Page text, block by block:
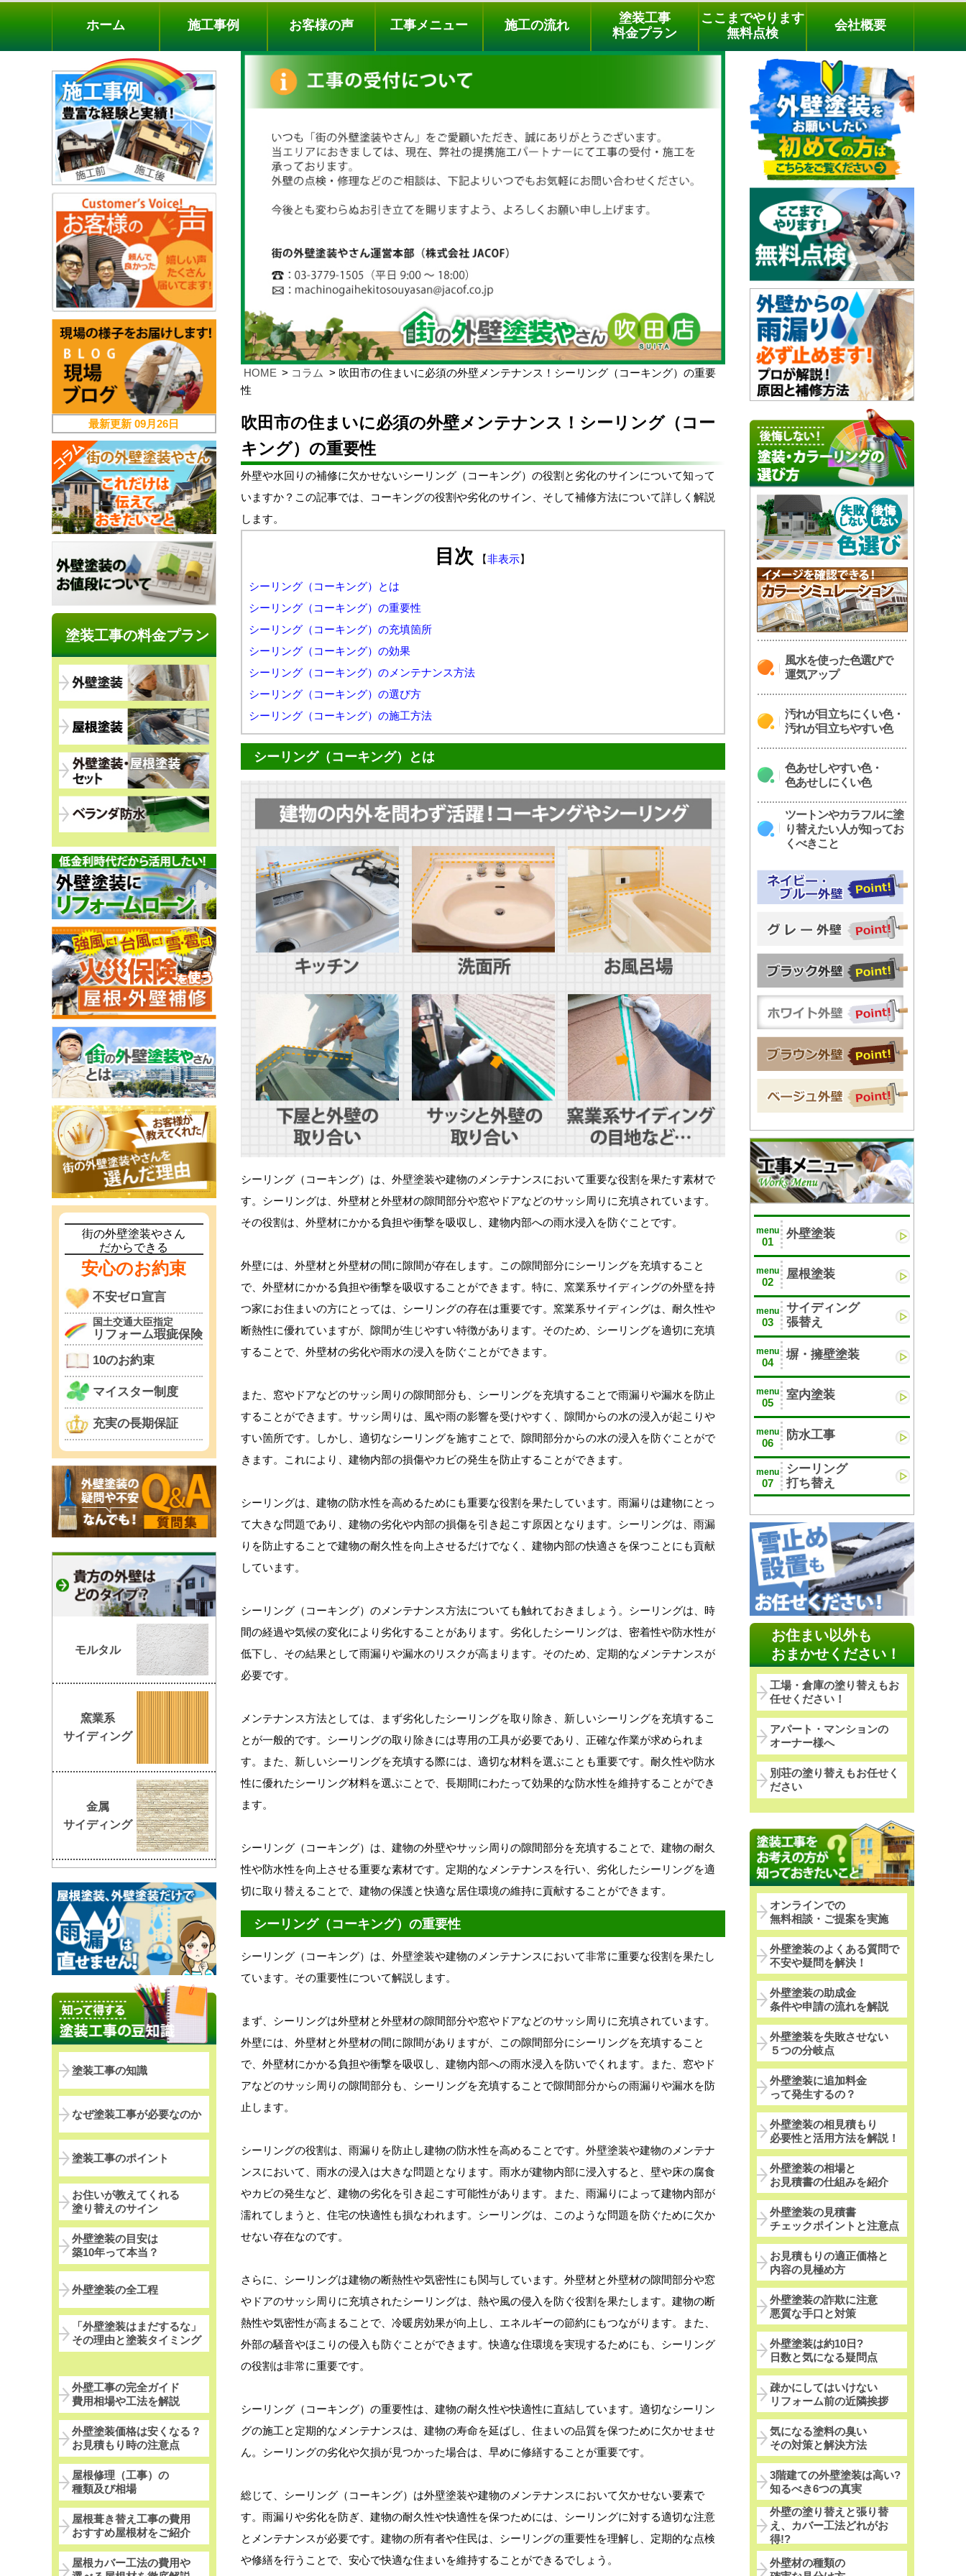
料金プラン 無料点検
電話でのご相談
[9時～18時まで受付中]
phone
ホーム 施工事例 お客様の声 工事メニュー 施工の流れ
塗装工事
料金プラン
ここまでやります
無料点検
会社概要
HOME コラム
吹田市の住まいに必須の外壁メンテナンス！シーリング（コーキング）の重要
性
吹田市の住まいに必須の外壁メンテナンス！シーリング（コー
キング）の重要性
外壁や水回りの補修に欠かせないシーリング（コーキング）の役割と劣化のサインについて知って
いますか？この記事では、コーキングの役割や劣化のサイン、そして補修方法について詳しく解説
します。
目次 【非表示】
シーリング（コーキング）とは
シーリング（コーキング）の重要性
シーリング（コーキング）の充填箇所
シーリング（コーキング）の効果
シーリング（コーキング）のメンテナンス方法
シーリング（コーキング）の選び方
シーリング（コーキング）の施工方法
シーリング（コーキング）とは
シーリング（コーキング）は、外壁塗装や建物のメンテナンスにおいて重要な役割を果たす素材で
す。シーリングは、外壁材と外壁材の隙間部分や窓やドアなどのサッシ周りに充填されています。
その役割は、外壁材にかかる負担や衝撃を吸収し、建物内部への雨水浸入を防ぐことです。
外壁には、外壁材と外壁材の間に隙間が存在します。この隙間部分にシーリングを充填すること
で、外壁材にかかる負担や衝撃を吸収することができます。特に、窯業系サイディングの外壁を持
つ家にお住まいの方にとっては、シーリングの存在は重要です。窯業系サイディングは、耐久性や
断熱性に優れていますが、隙間が生じやすい特徴があります。そのため、シーリングを適切に充填
することで、外壁材の劣化や雨水の浸入を防ぐことができます。
また、窓やドアなどのサッシ周りの隙間部分も、シーリングを充填することで雨漏りや漏水を防止
することができます。サッシ周りは、風や雨の影響を受けやすく、隙間からの水の浸入が起こりや
すい箇所です。しかし、適切なシーリングを施すことで、隙間部分からの水の浸入を防ぐことがで
きます。これにより、建物内部の損傷やカビの発生を防止することができます。
シーリングは、建物の防水性を高めるためにも重要な役割を果たしています。雨漏りは建物にとっ
て大きな問題であり、建物の劣化や内部の損傷を引き起こす原因となります。シーリングは、雨漏
りを防止することで建物の耐久性を向上させるだけでなく、建物内部の快適さを保つことにも貢献
しています。
シーリング（コーキング）のメンテナンス方法についても触れておきましょう。シーリングは、時
間の経過や気候の変化により劣化することがあります。劣化したシーリングは、密着性や防水性が
低下し、その結果として雨漏りや漏水のリスクが高まります。そのため、定期的なメンテナンスが
必要です。
メンテナンス方法としては、まず劣化したシーリングを取り除き、新しいシーリングを充填するこ
とが一般的です。シーリングの取り除きには専用の工具が必要であり、正確な作業が求められま
す。また、新しいシーリングを充填する際には、適切な材料を選ぶことも重要です。耐久性や防水
性に優れたシーリング材料を選ぶことで、長期間にわたって効果的な防水性を維持することができ
ます。
シーリング（コーキング）は、建物の外壁やサッシ周りの隙間部分を充填することで、建物の耐久
性や防水性を向上させる重要な素材です。定期的なメンテナンスを行い、劣化したシーリングを適
切に取り替えることで、建物の保護と快適な居住環境の維持に貢献することができます。
シーリング（コーキング）の重要性
シーリング（コーキング）は、外壁塗装や建物のメンテナンスにおいて非常に重要な役割を果たし
ています。その重要性について解説します。
まず、シーリングは外壁材と外壁材の隙間部分や窓やドアなどのサッシ周りに充填されています。
外壁には、外壁材と外壁材の間に隙間がありますが、この隙間部分にシーリングを充填すること
で、外壁材にかかる負担や衝撃を吸収し、建物内部への雨水浸入を防いでくれます。また、窓やド
アなどのサッシ周りの隙間部分も、シーリングを充填することで隙間部分からの雨漏りや漏水を防
止します。
シーリングの役割は、雨漏りを防止し建物の防水性を高めることです。外壁塗装や建物のメンテナ
ンスにおいて、雨水の浸入は大きな問題となります。雨水が建物内部に浸入すると、壁や床の腐食
やカビの発生など、建物の劣化を引き起こす可能性があります。また、雨漏りによって建物内部が
濡れてしまうと、住宅の快適性も損なわれます。シーリングは、このような問題を防ぐために欠か
せない存在なのです。
さらに、シーリングは建物の断熱性や気密性にも関与しています。外壁材と外壁材の隙間部分や窓
やドアのサッシ周りに充填されたシーリングは、熱や風の侵入を防ぐ役割を果たします。建物の断
熱性や気密性が高まることで、冷暖房効果が向上し、エネルギーの節約にもつながります。また、
外部の騒音やほこりの侵入も防ぐことができます。快適な住環境を実現するためにも、シーリング
の役割は非常に重要です。
シーリング（コーキング）の重要性は、建物の耐久性や快適性に直結しています。適切なシーリン
グの施工と定期的なメンテナンスは、建物の寿命を延ばし、住まいの品質を保つために欠かせませ
ん。シーリングの劣化や欠損が見つかった場合は、早めに修繕することが重要です。
総じて、シーリング（コーキング）は外壁塗装や建物のメンテナンスにおいて欠かせない要素で
す。雨漏りや劣化を防ぎ、建物の耐久性や快適性を保つためには、シーリングに対する適切な注意
とメンテナンスが必要です。建物の所有者や住民は、シーリングの重要性を理解し、定期的な点検
や修繕を行うことで、安心で快適な住まいを維持することができるでしょう。
風水を使った色選びで
運気アップ
汚れが目立ちにくい色・
汚れが目立ちやすい色
色あせしやすい色・
色あせしにくい色
ツートンやカラフルに塗
り替えたい人が知ってお
くべきこと
menu
01
外壁塗装
menu
02
屋根塗装
menu
03
サイディング
張替え
menu
04
塀・擁壁塗装
menu
05
室内塗装
menu
06
防水工事
menu
07
シーリング
打ち替え
お住まい以外も
おまかせください！
工場・倉庫の塗り替えもお
任せください！
アパート・マンションの
オーナー様へ
別荘の塗り替えもお任せく
ださい
オンラインでの
無料相談・ご提案を実施
外壁塗装のよくある質問で
不安や疑問を解決！
外壁塗装の助成金
条件や申請の流れを解説
外壁塗装を失敗させない
５つの分岐点
外壁塗装に追加料金
って発生するの？
外壁塗装の相見積もり
必要性と活用方法を解説！
外壁塗装の相場と
お見積書の仕組みを紹介
外壁塗装の見積書
チェックポイントと注意点
お見積もりの適正価格と
内容の見極め方
外壁塗装の詐欺に注意
悪質な手口と対策
外壁塗装は約10日?
日数と気になる疑問点
疎かにしてはいけない
リフォーム前の近隣挨拶
気になる塗料の臭い
その対策と解決方法
3階建ての外壁塗装は高い?
知るべき6つの真実
外壁の塗り替えと張り替
え、カバー工法どれがお
得!?
外壁材の種類の
最新更新09月26日
塗装工事の料金プラン
街の外壁塗装やさん
だからできる
安心のお約束
不安ゼロ宣言
国土交通大臣指定
リフォーム瑕疵保険
10のお約束
マイスター制度
充実の長期保証
モルタル
窯業系
サイディング
金属
サイディング
塗装工事の知識
なぜ塗装工事が必要なのか
塗装工事のポイント
お住いが教えてくれる
塗り替えのサイン
外壁塗装の目安は
築10年って本当？
外壁塗装の全工程
「外壁塗装はまだするな」
その理由と塗装タイミング
外壁工事の完全ガイド
費用相場や工法を解説
外壁塗装価格は安くなる？
お見積もり時の注意点
屋根修理（工事）の
種類及び相場
屋根葺き替え工事の費用
おすすめ屋根材をご紹介
屋根カバー工法の費用や